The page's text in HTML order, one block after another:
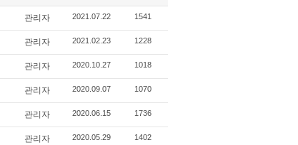
관리자 2021.07.22 1541
관리자 2021.02.23 1228
관리자 2020.10.27 1018
관리자 2020.09.07 1070
관리자 2020.06.15 1736
관리자 2020.05.29 1402